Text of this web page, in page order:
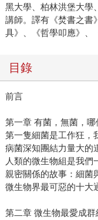
黑大學、柏林洪堡大學
講師。譯有《焚書之書
具》、《哲學叩應》、
目錄
前言
第一章 有菌，無菌，哪
第一隻細菌是工作狂，
病菌深知團結力量大的
人類的微生物組是我們
親密關係的故事：細菌
微生物界最可惡的十大
第二章 微生物最愛成群